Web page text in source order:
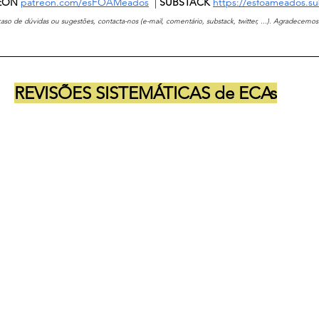
de dúvidas ou sugestões, contacta-nos (e-mail, comentário, substack, twitter, ...).
REVISÕES SISTEMÁTICAS de ECAs